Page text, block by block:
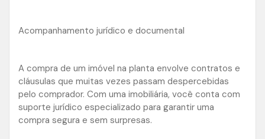
Acompanhamento jurídico e documental
A compra de um imóvel na planta envolve contratos e
cláusulas que muitas vezes passam despercebidas
pelo comprador. Com uma imobiliária, você conta com
suporte jurídico especializado para garantir uma
compra segura e sem surpresas.